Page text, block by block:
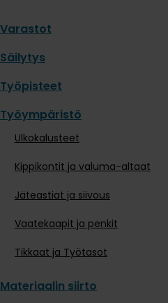
Varastot
Säilytys
Työpisteet
Työympäristö
Ulkokalusteet
Kippikontit ja valuma-altaat
Jäteastiat ja siivous
Vaatekaapit ja penkit
Tikkaat ja Työtasot
Materiaalin siirto